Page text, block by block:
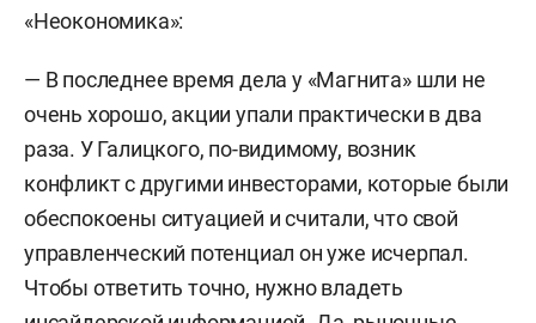
«Неокономика»:
— В последнее время дела у «Магнита» шли не
очень хорошо, акции упали практически в два
раза. У Галицкого, по-видимому, возник
конфликт с другими инвесторами, которые были
обеспокоены ситуацией и считали, что свой
управленческий потенциал он уже исчерпал.
Чтобы ответить точно, нужно владеть